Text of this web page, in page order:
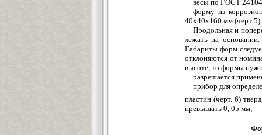
весы по ГОСТ
форму из
40х40х160 мм (черт 5).
Продольная и
лежать на
Габариты форм
отклоняются от
высоте, то формы
разрешается
прибор для
пластин (черт. 6)
превышать 0, 05 мм;